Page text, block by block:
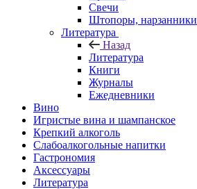
Свечи
Штопоры, нарзанники
Литература
Назад
Литература
Книги
Журналы
Ежедневники
Вино
Игристые вина и шампанское
Крепкий алкоголь
Слабоалкогольные напитки
Гастрономия
Аксессуары
Литература